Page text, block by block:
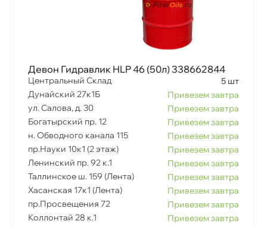
Девон Гидравлик HLP 46 (50л) 338662844
Центральный Склад
5 шт
Дунайский 27к1Б
Привезем завтра
ул. Салова, д. 30
Привезем завтра
Богатырский пр. 12
Привезем завтра
н. Обводного канала 115
Привезем завтра
пр.Науки 10к1 (2 этаж)
Привезем завтра
Ленинский пр. 92 к.1
Привезем завтра
Таллинское ш. 159 (Лента)
Привезем завтра
Хасанская 17к1 (Лента)
Привезем завтра
пр.Просвещения 72
Привезем завтра
Коллонтай 28 к.1
Привезем завтра